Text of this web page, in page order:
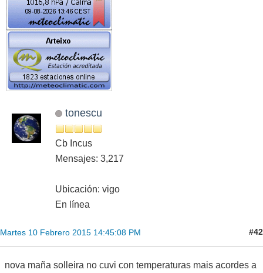
tonescu
Cb Incus
Mensajes: 3,217
Ubicación: vigo
En línea
Martes 10 Febrero 2015 14:45:08 PM #42
nova maña solleira no cuvi con temperaturas mais acordes a